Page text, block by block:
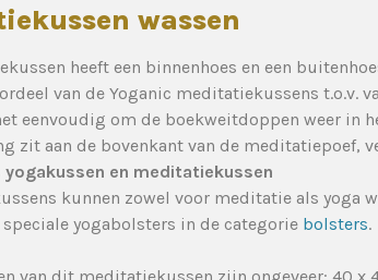
wassen
heeft een binnenhoes en een
van de Yoganic meditatiekussens t.o.v.
eenvoudig om de boekweitdoppen weer in
zit aan de bovenkant van de meditatiepoef,
yogakussen en meditatiekussen
kunnen zowel voor meditatie als yoga
speciale yogabolsters in de categorie bolsters.